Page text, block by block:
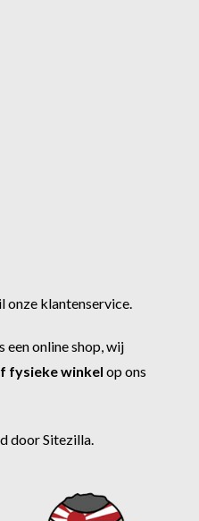
onze klantenservice.
een online shop, wij
fysieke winkel op ons
doorSitezilla.